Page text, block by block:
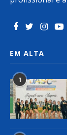
EM ALTA
1